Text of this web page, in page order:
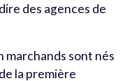
des agences de
marchands sont nés
la première